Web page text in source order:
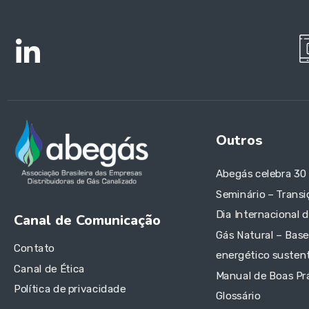
Canal de Comunicação
Contato
Canal de Ética
Política de privacidade
Outros
Abegás celebra 30
Seminário –
Dia Internacional
Gás Natural –
energético
Manual de Boas
Glossário